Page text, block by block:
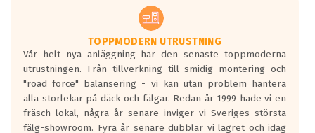
TOPPMODERN UTRUSTNING
Vår helt nya anläggning har den senaste toppmoderna
utrustningen. Från tillverkning till smidig montering och
"road force" balansering - vi kan utan problem hantera
alla storlekar på däck och fälgar. Redan år 1999 hade vi en
fräsch lokal, några år senare inviger vi Sveriges största
fälg-showroom. Fyra år senare dubblar vi lagret och idag